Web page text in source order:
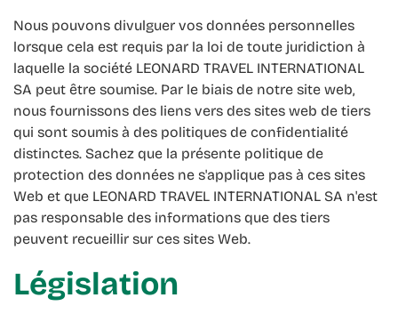
Nous pouvons divulguer vos données personnelles
lorsque cela est requis par la loi de toute juridiction à
laquelle la société LEONARD TRAVEL INTERNATIONAL
SA peut être soumise. Par le biais de notre site web,
nous fournissons des liens vers des sites web de tiers
qui sont soumis à des politiques de confidentialité
distinctes. Sachez que la présente politique de
protection des données ne s'applique pas à ces sites
Web et que LEONARD TRAVEL INTERNATIONAL SA n'est
pas responsable des informations que des tiers
peuvent recueillir sur ces sites Web.
Législation